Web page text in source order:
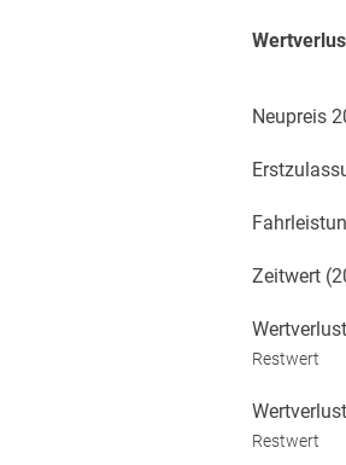
Neupreis
Zeitwert (
Wertverlust
Restwert
Wertverlust
Restwert